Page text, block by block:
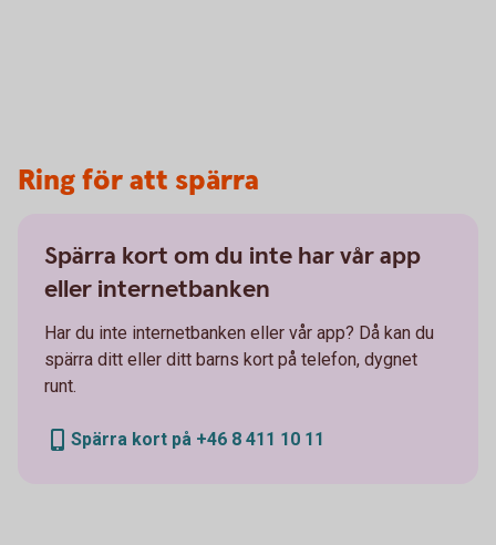
Ring för att spärra
Spärra kort om du inte har vår app
eller internetbanken
Har du inte internetbanken eller vår app? Då kan du
spärra ditt eller ditt barns kort på telefon, dygnet
runt.
Spärra kort på +46 8 411 10 11